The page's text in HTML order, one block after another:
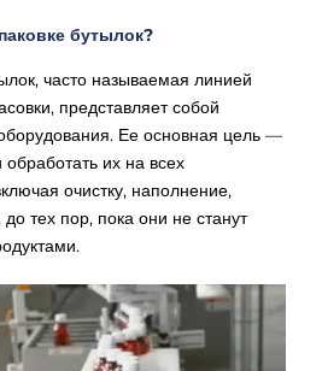
бутылок?
часто называемая линией
представляет собой
Ее основная цель —
обработать их на всех
очистку, наполнение,
тех пор, пока они не станут